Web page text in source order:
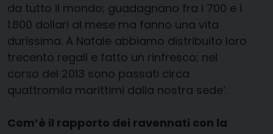
da tutto il mondo; guadagnano fra i 700 e i
1.800 dollari al mese ma fanno una vita
durissima. A Natale abbiamo distribuito loro
trecento regali e fatto un rinfresco; nel
corso del 2013 sono passati circa
quattromila marittimi dalla nostra sede’.
Com’è il rapporto dei ravennati con la